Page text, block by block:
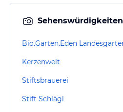
Sehenswürdigkeiten
Kerzenwelt
Stiftsbrauerei
Stift Schlägl